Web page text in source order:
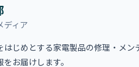
ディア
じめとする家電製品の修理・メ
お届けします。